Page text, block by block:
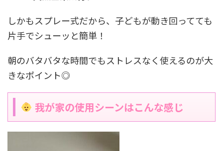
しかもスプレー式だから、子どもが動き回ってても
片手でシューッと簡単！
朝のバタバタな時間でもストレスなく使えるのが大
きなポイント◎
我が家の使用シーンはこんな感じ